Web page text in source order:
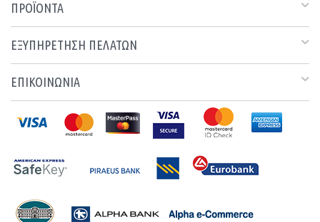
ΠΡΟΪΟΝΤΑ
ΕΞΥΠΗΡΕΤΗΣΗ ΠΕΛΑΤΩΝ
ΕΠΙΚΟΙΝΩΝΙΑ